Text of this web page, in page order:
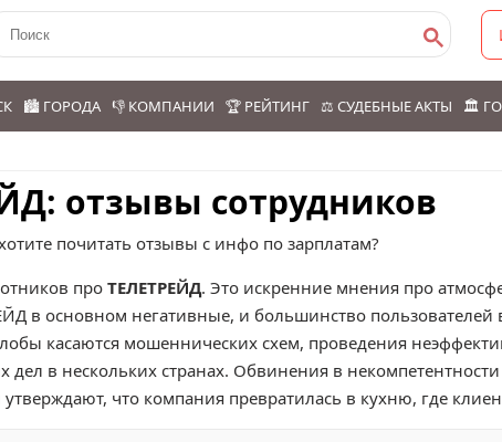
🏙️ ГОРОДА 👎 КОМПАНИИ 🏆 РЕЙТИНГ ⚖️ СУДЕБНЫЕ АКТЫ 🏛️
отзывы сотрудников
почитать отзывы с инфо по зарплатам?
про ТЕЛЕТРЕЙД. Это искренние мнения про
в основном негативные, и большинство пользователей
касаются мошеннических схем, проведения
в нескольких странах. Обвинения в некомпетентности
что компания превратилась в кухню, где